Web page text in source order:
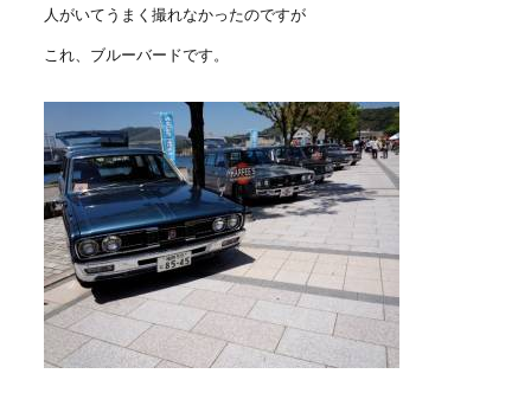
人がいてうまく撮れなかったのですが
これ、ブルーバードです。